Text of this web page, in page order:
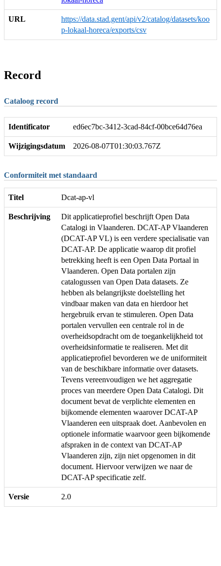
URL
https://data.stad.gent/api/v2/catalog/datasets/koo
p-lokaal-horeca/exports/csv
Record
Cataloog record
Identificator ed6ec7bc-3412-3cad-84cf-00bce64d76ea
Wijzigingsdatum 2026-08-07T01:30:03.767Z
Conformiteit met standaard
Titel Dcat-ap-vl
Beschrijving
Dit applicatieprofiel beschrijft Open Data
Catalogi in Vlaanderen. DCAT-AP Vlaanderen
(DCAT-AP VL) is een verdere specialisatie van
DCAT-AP. De applicatie waarop dit profiel
betrekking heeft is een Open Data Portaal in
Vlaanderen. Open Data portalen zijn
catalogussen van Open Data datasets. Ze
hebben als belangrijkste doelstelling het
vindbaar maken van data en hierdoor het
hergebruik ervan te stimuleren. Open Data
portalen vervullen een centrale rol in de
overheidsopdracht om de toegankelijkheid tot
overheidsinformatie te realiseren. Met dit
applicatieprofiel bevorderen we de uniformiteit
van de beschikbare informatie over datasets.
Tevens vereenvoudigen we het aggregatie
proces van meerdere Open Data Catalogi. Dit
document bevat de verplichte elementen en
bijkomende elementen waarover DCAT-AP
Vlaanderen een uitspraak doet. Aanbevolen en
optionele informatie waarvoor geen bijkomende
afspraken in de context van DCAT-AP
Vlaanderen zijn, zijn niet opgenomen in dit
document. Hiervoor verwijzen we naar de
DCAT-AP specificatie zelf.
Versie 2.0